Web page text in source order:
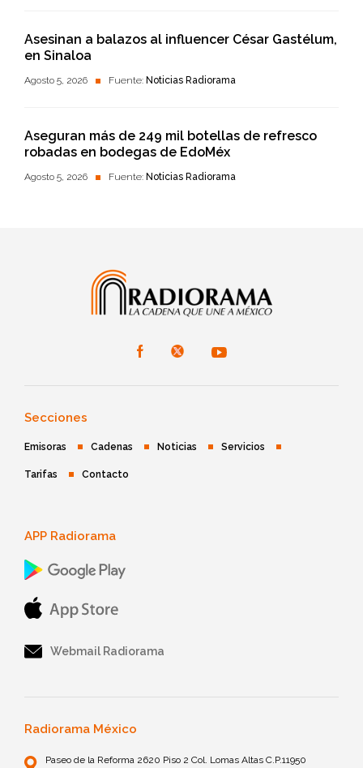
Asesinan a balazos al influencer César Gastélum,
en Sinaloa
Agosto 5, 2026 Fuente: Noticias Radiorama
Aseguran más de 249 mil botellas de refresco
robadas en bodegas de EdoMéx
Agosto 5, 2026 Fuente: Noticias Radiorama
Secciones
Emisoras Cadenas Noticias Servicios
Tarifas Contacto
APP Radiorama
Webmail Radiorama
Radiorama México
Paseo de la Reforma 2620 Piso 2 Col. Lomas Altas C.P.11950